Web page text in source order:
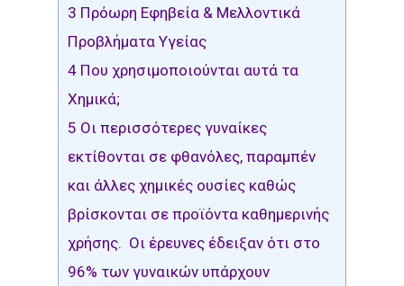
3 Πρόωρη Εφηβεία & Μελλοντικά
Προβλήματα Υγείας
4 Που χρησιμοποιούνται αυτά τα
Χημικά;
5 Οι περισσότερες γυναίκες
εκτίθονται σε φθανόλες, παραμπέν
και άλλες χημικές ουσίες καθώς
βρίσκονται σε προϊόντα καθημερινής
χρήσης. Οι έρευνες έδειξαν ότι στο
96% των γυναικών υπάρχουν